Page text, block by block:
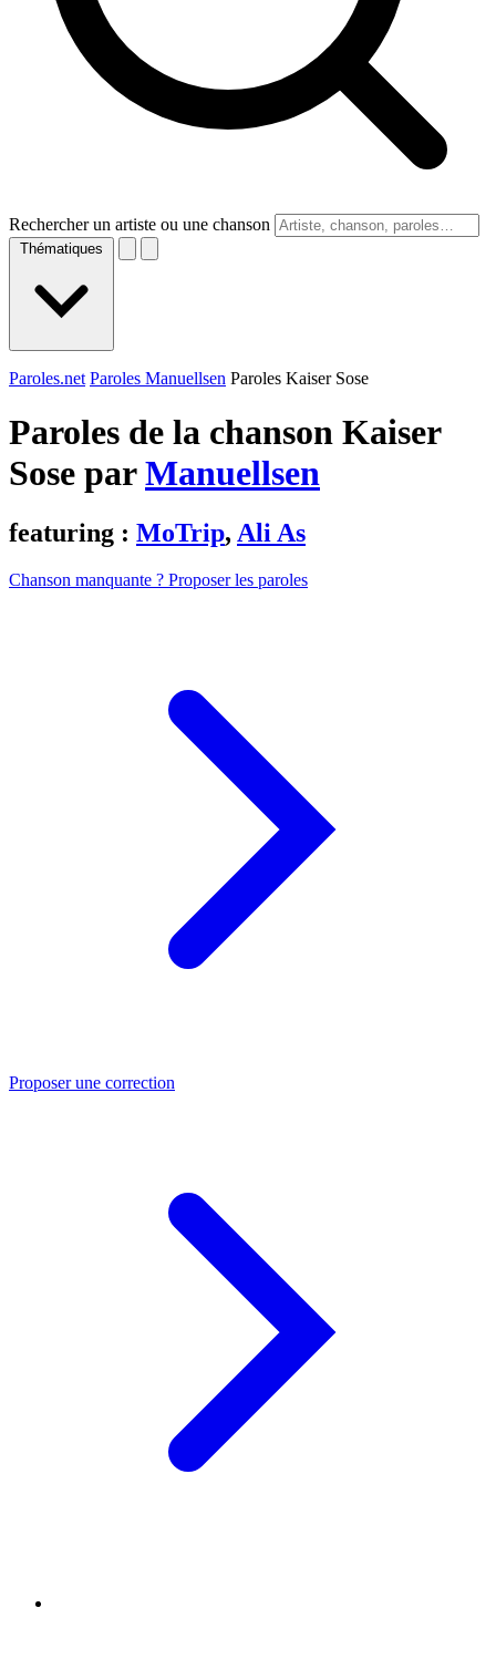
Rechercher un artiste ou une chanson
Thématiques
Paroles.net Paroles Manuellsen Paroles Kaiser Sose
Paroles de la chanson Kaiser
Sose parManuellsen
featuring : MoTrip, Ali As
Chanson manquante ? Proposer les paroles
Proposer une correction